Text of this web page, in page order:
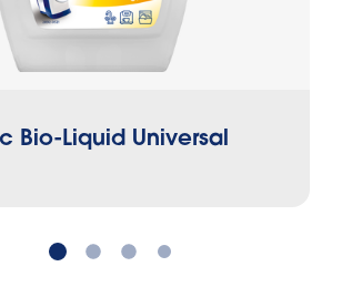
Bio-Liquid Universal